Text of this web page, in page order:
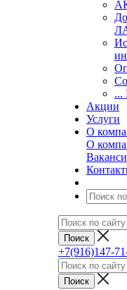
...
Акции
Услуги
О
О
+7(916)147-